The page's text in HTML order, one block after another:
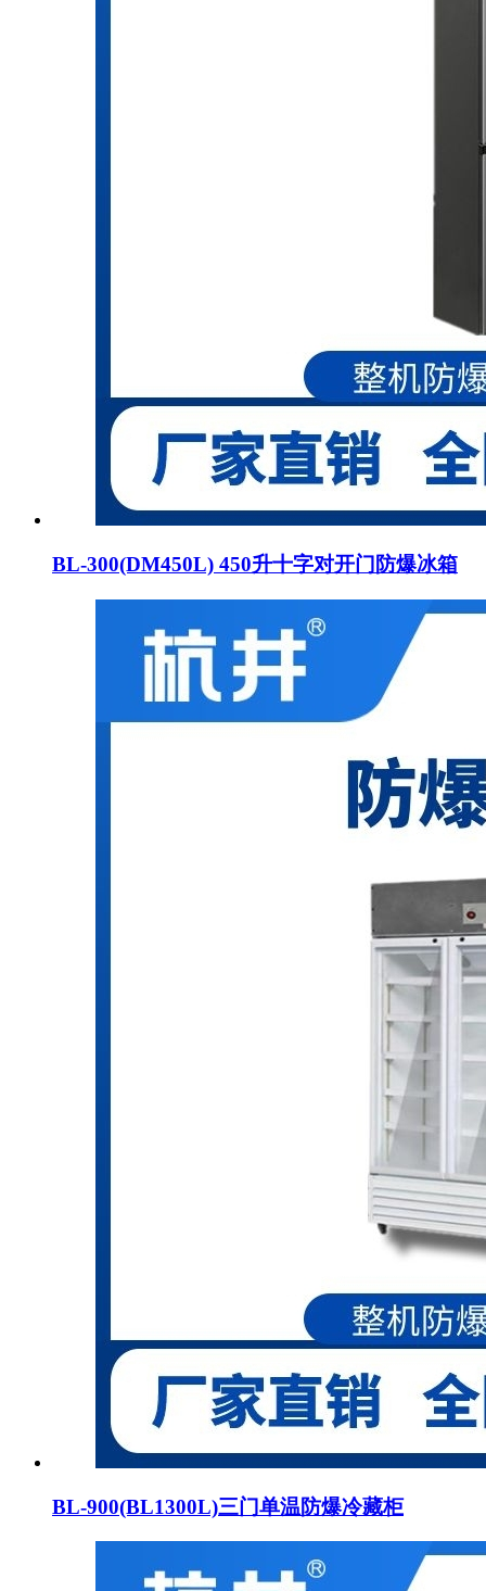
BL-300(DM450L) 450升十字对开门防爆冰箱
BL-900(BL1300L)三门单温防爆冷藏柜